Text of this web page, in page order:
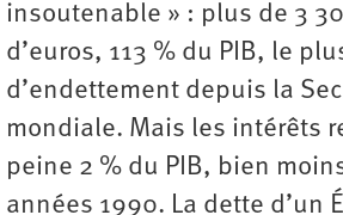
insoutenable » : plus de 3
d’euros, 113 % du PIB, le
d’endettement depuis la
mondiale. Mais les intérêts
peine 2 % du PIB, bien
années 1990. La dette d’un